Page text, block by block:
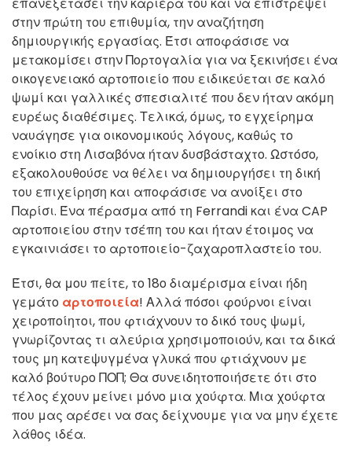
επανεξετάσει την καριέρα του και να επιστρέψει
στην πρώτη του επιθυμία, την αναζήτηση
δημιουργικής εργασίας. Έτσι αποφάσισε να
μετακομίσει στην Πορτογαλία για να ξεκινήσει ένα
οικογενειακό αρτοποιείο που ειδικεύεται σε καλό
ψωμί και γαλλικές σπεσιαλιτέ που δεν ήταν ακόμη
ευρέως διαθέσιμες. Τελικά, όμως, το εγχείρημα
ναυάγησε για οικονομικούς λόγους, καθώς το
ενοίκιο στη Λισαβόνα ήταν δυσβάσταχτο. Ωστόσο,
εξακολουθούσε να θέλει να δημιουργήσει τη δική
του επιχείρηση και αποφάσισε να ανοίξει στο
Παρίσι. Ένα πέρασμα από τη Ferrandi και ένα CAP
αρτοποιείου στην τσέπη του και ήταν έτοιμος να
εγκαινιάσει το αρτοποιείο-ζαχαροπλαστείο του.
Έτσι, θα μου πείτε, το 18ο διαμέρισμα είναι ήδη
γεμάτο αρτοποιεία! Αλλά πόσοι φούρνοι είναι
χειροποίητοι, που φτιάχνουν το δικό τους ψωμί,
γνωρίζοντας τι αλεύρια χρησιμοποιούν, και τα δικά
τους μη κατεψυγμένα γλυκά που φτιάχνουν με
καλό βούτυρο ΠΟΠ; Θα συνειδητοποιήσετε ότι στο
τέλος έχουν μείνει μόνο μια χούφτα. Μια χούφτα
που μας αρέσει να σας δείχνουμε για να μην έχετε
λάθος ιδέα.